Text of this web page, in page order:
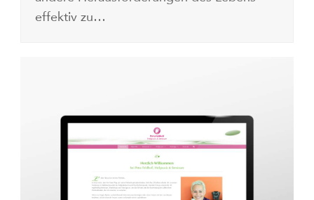
effektiv zu…